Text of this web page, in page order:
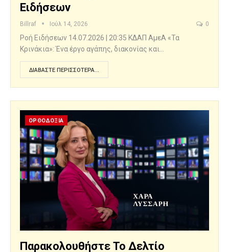
Ειδήσεων
Billraf Ιούλ 14, 2026 0
Ροή Ειδήσεων 14.07.2026 | 20:35 ΚΔΑΠ ΑμεΑ «Τα
Κρινάκια»: Ένα έργο αγάπης, διακονίας και…
ΔΙΑΒΆΣΤΕ ΠΕΡΙΣΣΌΤΕΡΑ...
ΟΡΘΟΔΟΞΙΑ
Παρακολουθήστε Το Δελτίο